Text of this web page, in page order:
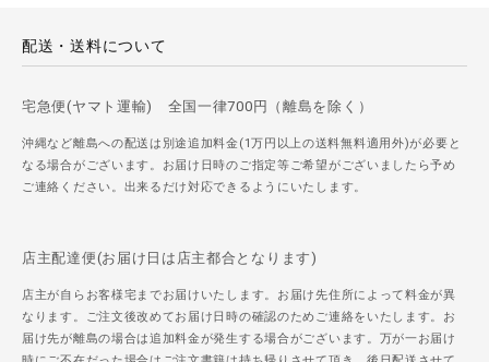
配送・送料について
宅急便(ヤマト運輸) 全国一律700円（離島を除く）
沖縄など離島への配送は別途追加料金(1万円以上の送料無料適用外)が必要と
なる場合がございます。お届け日時のご指定等ご希望がございましたら予め
ご連絡ください。出来るだけ対応できるようにいたします。
店主配達便(お届け日は店主都合となります)
店主が自らお客様宅までお届けいたします。お届け先住所によって料金が異
なります。ご注文後改めてお届け日時の確認のためご連絡をいたします。お
届け先が離島の場合は追加料金が発生する場合がございます。万が一お届け